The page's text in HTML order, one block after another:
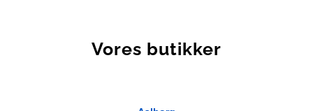
Vores butikker